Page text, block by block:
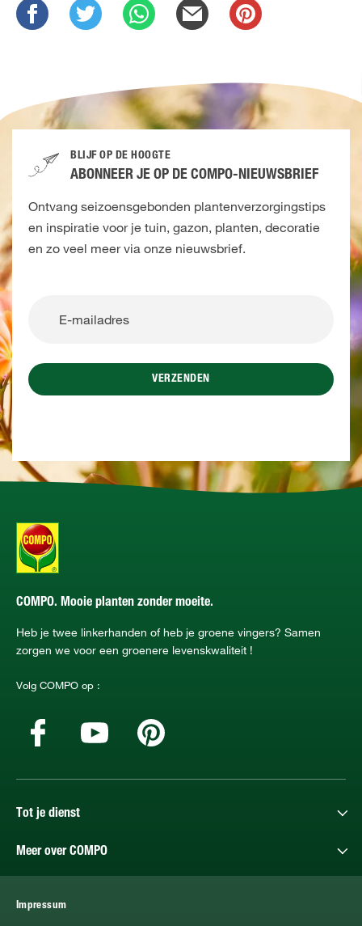
BLIJF OP DE HOOGTE
ABONNEER JE OP DE COMPO-NIEUWSBRIEF
Ontvang seizoensgebonden plantenverzorgingstips
en inspiratie voor je tuin, gazon, planten, decoratie
en zo veel meer via onze nieuwsbrief.
VERZENDEN
COMPO. Mooie planten zonder moeite.
Heb je twee linkerhanden of heb je groene vingers? Samen
zorgen we voor een groenere levenskwaliteit !
Volg COMPO op :
Tot je dienst
Meer over COMPO
Impressum